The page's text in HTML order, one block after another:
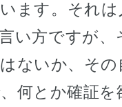
ます。それは
い方ですが、
ないか、その
何とか確証を